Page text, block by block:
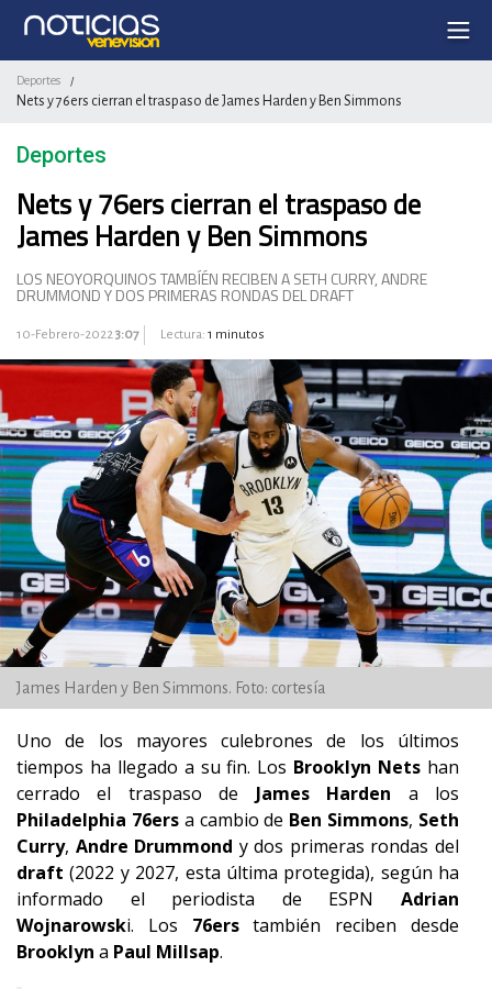
Deportes /
Nets y 76ers cierran el traspaso de James Harden y Ben Simmons
Deportes
Nets y 76ers cierran el traspaso de
James Harden y Ben Simmons
LOS NEOYORQUINOS TAMBÍÉN RECIBEN A SETH CURRY, ANDRE
DRUMMOND Y DOS PRIMERAS RONDAS DEL DRAFT
10-Febrero-20223:07 Lectura: 1 minutos
James Harden y Ben Simmons. Foto: cortesía
Uno de los mayores culebrones de los últimos
tiempos ha llegado a su fin. Los Brooklyn Nets han
cerrado el traspaso de James Harden a los
Philadelphia 76ersa cambio de Ben Simmons, Seth
Curry, Andre Drummond y dos primeras rondas del
draft (2022 y 2027, esta última protegida), según ha
informado el periodista de ESPN Adrian
Wojnarowski. Los 76erstambién reciben desde
Brooklyn a Paul Millsap.